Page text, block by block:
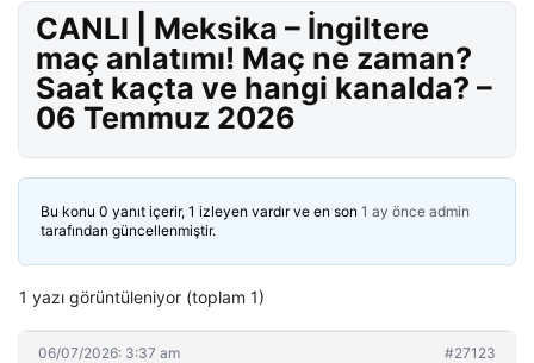
CANLI | Meksika – İngiltere
maç anlatımı! Maç ne zaman?
Saat kaçta ve hangi kanalda? –
06 Temmuz 2026
Bu konu 0 yanıt içerir, 1 izleyen vardır ve en son 1 ay önce admin
tarafından güncellenmiştir.
1 yazı görüntüleniyor (toplam 1)
06/07/2026: 3:37 am #27123